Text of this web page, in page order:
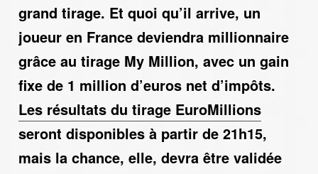
grand tirage. Et quoi qu’il arrive, un
joueur en France deviendra millionnaire
grâce au tirage My Million, avec un gain
fixe de 1 million d’euros net d’impôts.
Les résultats du tirage EuroMillions
seront disponibles à partir de21h15,
mais la chance, elle, devra être validée